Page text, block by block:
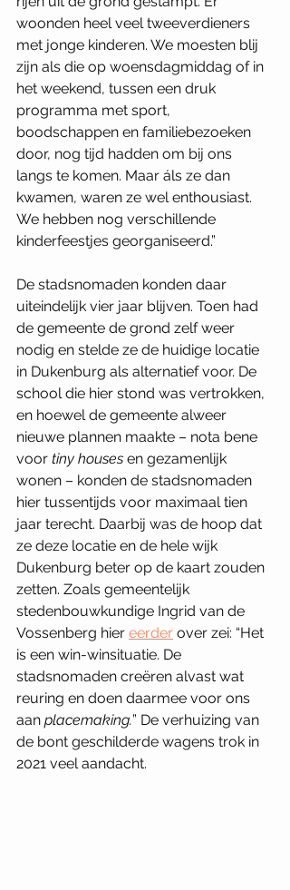
woonden heel veel tweeverdieners
met jonge kinderen. We moesten blij
zijn als die op woensdagmiddag of in
het weekend, tussen een druk
programma met sport,
boodschappen en familiebezoeken
door, nog tijd hadden om bij ons
langs te komen. Maar áls ze dan
kwamen, waren ze wel enthousiast.
We hebben nog verschillende
kinderfeestjes georganiseerd.”
De stadsnomaden konden daar
uiteindelijk vier jaar blijven. Toen had
de gemeente de grond zelf weer
nodig en stelde ze de huidige locatie
in Dukenburg als alternatief voor. De
school die hier stond was vertrokken,
en hoewel de gemeente alweer
nieuwe plannen maakte – nota bene
voor tiny houses en gezamenlijk
wonen – konden de stadsnomaden
hier tussentijds voor maximaal tien
jaar terecht. Daarbij was de hoop dat
ze deze locatie en de hele wijk
Dukenburg beter op de kaart zouden
zetten. Zoals gemeentelijk
stedenbouwkundige Ingrid van de
Vossenberg hier eerder over zei: “Het
is een win-winsituatie. De
stadsnomaden creëren alvast wat
reuring en doen daarmee voor ons
aan placemaking.” De verhuizing van
de bont geschilderde wagens trok in
2021 veel aandacht.